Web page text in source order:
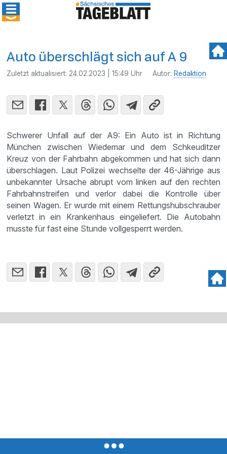
Auto überschlägt sich auf A 9
Zuletzt aktualisiert: 24.02.2023 | 15:49 Uhr Autor: Redaktion
Schwerer Unfall auf der A9: Ein Auto ist in Richtung
München zwischen Wiedemar und dem Schkeuditzer
Kreuz von der Fahrbahn abgekommen und hat sich dann
überschlagen. Laut Polizei wechselte der 46-Jährige aus
unbekannter Ursache abrupt vom linken auf den rechten
Fahrbahnstreifen und verlor dabei die Kontrolle über
seinen Wagen. Er wurde mit einem Rettungshubschrauber
verletzt in ein Krankenhaus eingeliefert. Die Autobahn
musste für fast eine Stunde vollgesperrt werden.